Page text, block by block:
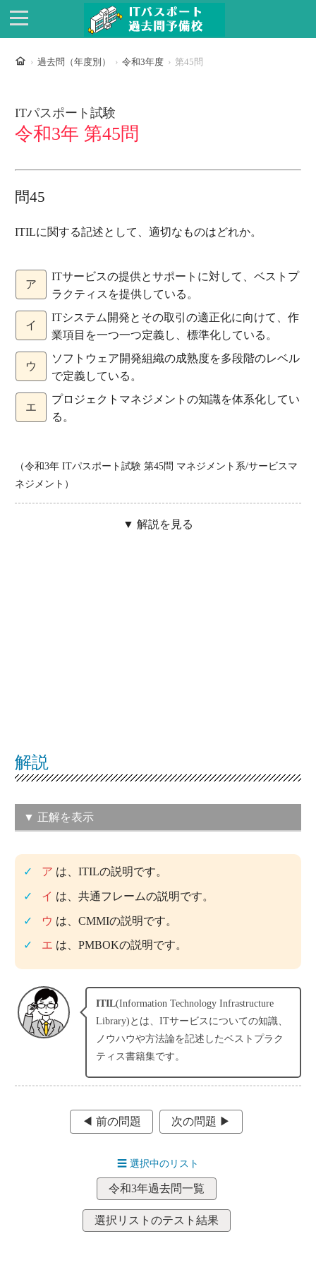
ホーム
過去問（年度別） 令和3年度 第45問
ITパスポート試験
令和3年 第45問
問45
ITILに関する記述として、適切なものはどれか。
ア
ITサービスの提供とサポートに対して、ベストプ
ラクティスを提供している。
イ
ITシステム開発とその取引の適正化に向けて、作
業項目を一つ一つ定義し、標準化している。
ウ
ソフトウェア開発組織の成熟度を多段階のレベル
で定義している。
エ
プロジェクトマネジメントの知識を体系化してい
る。
（令和3年 ITパスポート試験 第45問 マネジメント系/サービスマ
ネジメント）
▼ 解説を見る
解説
▼ 正解を表示
対して、ベストプラクティスを提供
している。
ア は、ITILの説明です。
イ は、共通フレームの説明です。
ウ は、CMMIの説明です。
エ は、PMBOKの説明です。
ITIL(Information Technology Infrastructure
Library)とは、ITサービスについての知識、
ノウハウや方法論を記述したベストプラク
ティス書籍集です。
◀︎ 前の問題 次の問題 ▶︎
☰選択中のリスト
令和3年過去問一覧
選択リストのテスト結果